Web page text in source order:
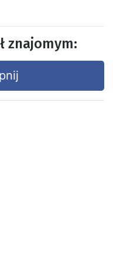
znajomym: